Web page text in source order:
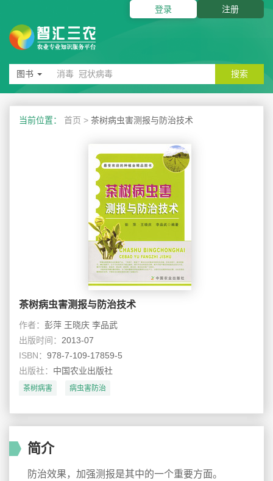
登录 注册
图书 搜索
当前位置： 首页 > 茶树病虫害测报与防治技术
茶树病虫害测报与防治技术
作者： 彭萍 王晓庆 李品武
出版时间： 2013-07
ISBN： 978-7-109-17859-5
出版社： 中国农业出版社
茶树病害 病虫害防治
简介
防治效果，加强测报是其中的一个重要方面。